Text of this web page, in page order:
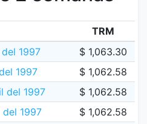
TRM
1997
$ 1,063.30
1997
$ 1,062.58
del 1997
$ 1,062.58
1997
$ 1,062.58